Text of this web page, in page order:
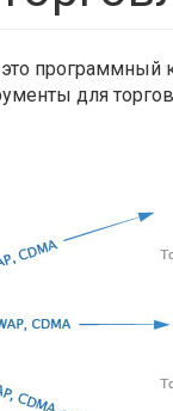
программный
для